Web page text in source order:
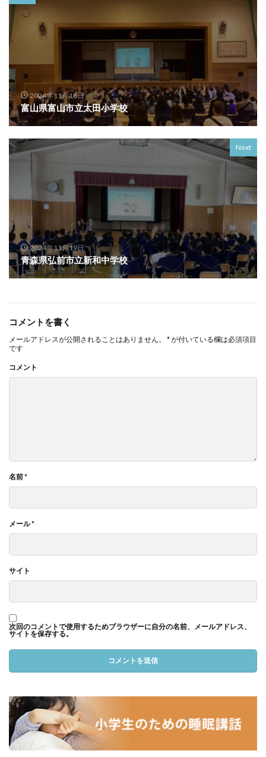
2024年11月18日
富山県富山市立太田小学校
Next
2024年11月19日
青森県弘前市立新和中学校
コメントを書く
メールアドレスが公開されることはありません。 *が付いている欄は必須項目
です
コメント
名前*
メール*
サイト
次回のコメントで使用するためブラウザーに自分の名前、メールアドレス、
サイトを保存する。